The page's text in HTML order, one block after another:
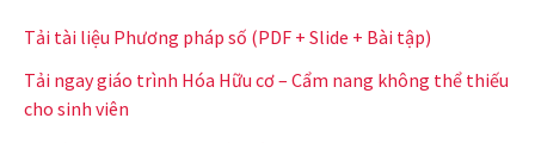
Tải tài liệu Phương pháp số (PDF + Slide + Bài tập)
Tải ngay giáo trình Hóa Hữu cơ – Cẩm nang không thể thiếu
cho sinh viên